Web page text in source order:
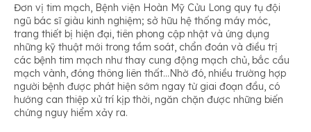
Đơn vị tim mạch, Bệnh viện Hoàn Mỹ Cửu Long quy tụ đội
ngũ bác sĩ giàu kinh nghiệm; sở hữu hệ thống máy móc,
trang thiết bị hiện đại, tiên phong cập nhật và ứng dụng
những kỹ thuật mới trong tầm soát, chẩn đoán và điều trị
các bệnh tim mạch như thay cung động mạch chủ, bắc cầu
mạch vành, đóng thông liên thất…Nhờ đó, nhiều trường hợp
người bệnh được phát hiện sớm ngay từ giai đoạn đầu, có
hướng can thiệp xử trí kịp thời, ngăn chặn được những biến
chứng nguy hiểm xảy ra.